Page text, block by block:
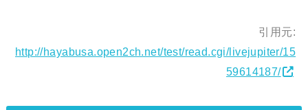
引用元:
http://hayabusa.open2ch.net/test/read.cgi/livejupiter/15
59614187/